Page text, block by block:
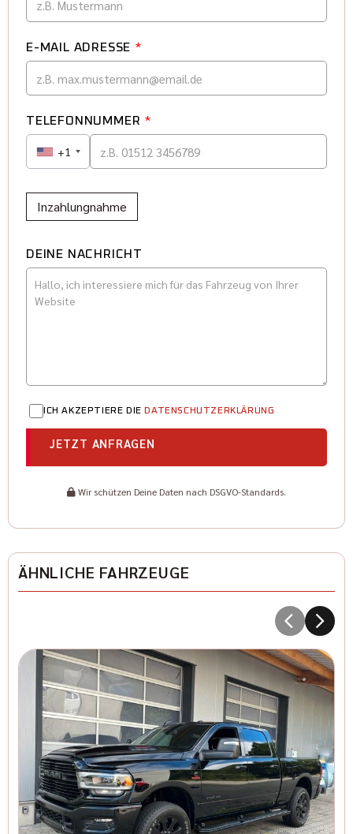
E-MAIL ADRESSE *
TELEFONNUMMER *
+1
Inzahlungnahme
DEINE NACHRICHT
ICH AKZEPTIERE DIE DATENSCHUTZERKLÄRUNG
JETZT ANFRAGEN
Wir schützen Deine Daten nach DSGVO-Standards.
ÄHNLICHE FAHRZEUGE